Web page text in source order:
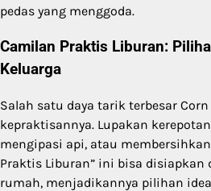
pedas yang menggoda.
Camilan Praktis Liburan:
Keluarga
Salah satu daya tarik terbesar
kepraktisannya. Lupakan
mengipasi api, atau
Praktis Liburan” ini bisa disiapkan
rumah, menjadikannya pilihan